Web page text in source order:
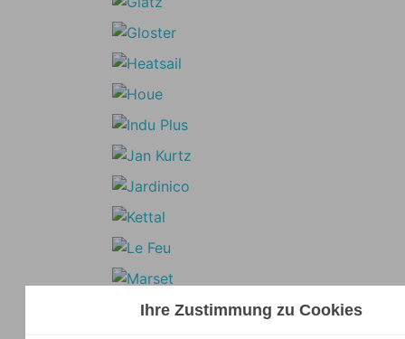
Ihre Zustimmung zu Cookies